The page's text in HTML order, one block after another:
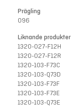
Prägling
096
Liknande produkter
1320-027-F12H
1320-027-F12R
1320-103-F73C
1320-103-Q73D
1320-103-F73F
1320-103-F73E
1320-103-Q73E